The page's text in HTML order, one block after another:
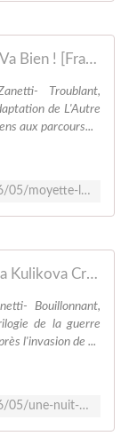
Moyette La Mue du Lotus / Cie Tout Va Bien ! [France] Tanzszene Bremen [Allemagne] Ateliers Indigo [Belgique] Mise en scène :Virginie Marouzé - critiquetheatreclau.com SPECTACLES VIVANTS
Troublant,
de L'Autre
aux parcours...
https://www.critiquetheatreclau.com/2026/05/moyette-la-mue-du-lotus/cie-tout-va-bien-france-tanzszene-bremen-allemagne-ateliers-indigo-belgique-mise-en-scene-virginie-marouze.html
Une nuit blanche Mise en scène : Elina Kulikova Création son : Dima Efremov - critiquetheatreclau.com SPECTACLES VIVANTS
Bouillonnant,
de la guerre
l'invasion de ...
https://www.critiquetheatreclau.com/2026/05/une-nuit-blanche-mise-en-scene-elina-kulikova-creation-son-dima-efremov.html